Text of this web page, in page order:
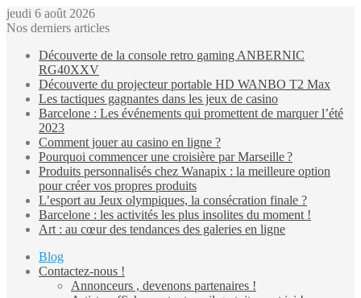
jeudi 6 août 2026
Nos derniers articles
Découverte de la console retro gaming ANBERNIC
RG40XXV
Découverte du projecteur portable HD WANBO T2 Max
Les tactiques gagnantes dans les jeux de casino
Barcelone : Les événements qui promettent de marquer l’été
2023
Comment jouer au casino en ligne ?
Pourquoi commencer une croisière par Marseille ?
Produits personnalisés chez Wanapix : la meilleure option
pour créer vos propres produits
L’esport au Jeux olympiques, la consécration finale ?
Barcelone : les activités les plus insolites du moment !
Art : au cœur des tendances des galeries en ligne
Blog
Contactez-nous !
Annonceurs , devenons partenaires !